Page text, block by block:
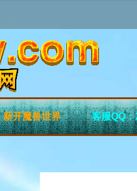
新开魔兽世界 客服QQ